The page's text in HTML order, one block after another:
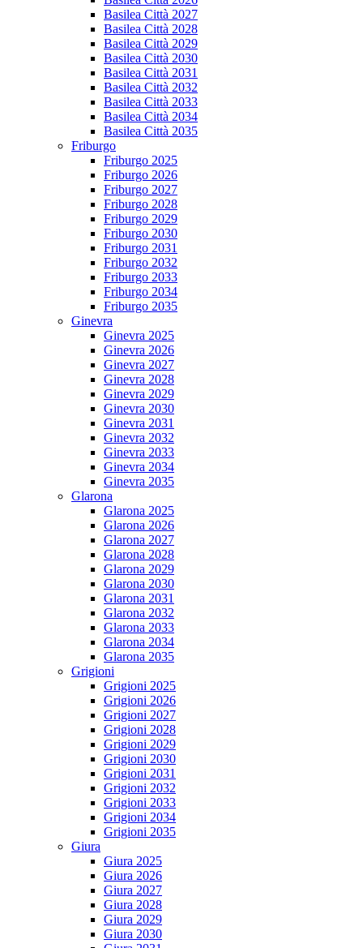
Basilea Città 2027
Basilea Città 2028
Basilea Città 2029
Basilea Città 2030
Basilea Città 2031
Basilea Città 2032
Basilea Città 2033
Basilea Città 2034
Basilea Città 2035
Friburgo
Friburgo 2025
Friburgo 2026
Friburgo 2027
Friburgo 2028
Friburgo 2029
Friburgo 2030
Friburgo 2031
Friburgo 2032
Friburgo 2033
Friburgo 2034
Friburgo 2035
Ginevra
Ginevra 2025
Ginevra 2026
Ginevra 2027
Ginevra 2028
Ginevra 2029
Ginevra 2030
Ginevra 2031
Ginevra 2032
Ginevra 2033
Ginevra 2034
Ginevra 2035
Glarona
Glarona 2025
Glarona 2026
Glarona 2027
Glarona 2028
Glarona 2029
Glarona 2030
Glarona 2031
Glarona 2032
Glarona 2033
Glarona 2034
Glarona 2035
Grigioni
Grigioni 2025
Grigioni 2026
Grigioni 2027
Grigioni 2028
Grigioni 2029
Grigioni 2030
Grigioni 2031
Grigioni 2032
Grigioni 2033
Grigioni 2034
Grigioni 2035
Giura
Giura 2025
Giura 2026
Giura 2027
Giura 2028
Giura 2029
Giura 2030